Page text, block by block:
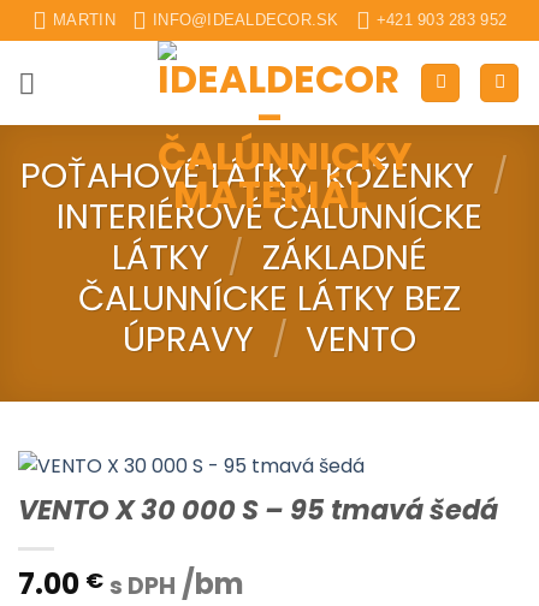
Skip
to
content
MARTIN INFO@IDEALDECOR.SK +421 903 283 952
POŤAHOVÉ LÁTKY, KOŽENKY /
INTERIÉROVÉ ČALUNNÍCKE
LÁTKY / ZÁKLADNÉ
ČALUNNÍCKE LÁTKY BEZ
ÚPRAVY / VENTO
VENTO X 30 000 S – 95 tmavá šedá
7.00 € s DPH /bm